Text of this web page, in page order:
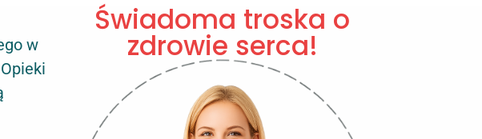
w
Świadoma troska o
zdrowie serca!